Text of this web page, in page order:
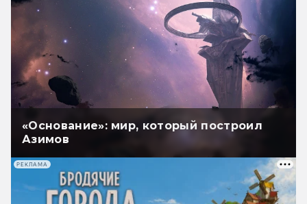
«Основание»: мир, который построил
Азимов
РЕКЛАМА